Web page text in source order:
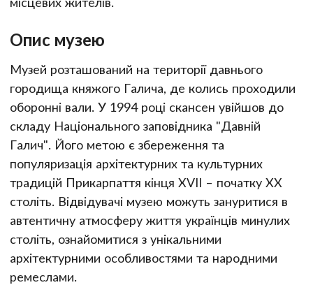
Опис музею
Музей розташований на території давнього
городища княжого Галича, де колись проходили
оборонні вали. У 1994 році скансен увійшов до
складу Національного заповідника "Давній
Галич". Його метою є збереження та
популяризація архітектурних та культурних
традицій Прикарпаття кінця XVII – початку XX
століть. Відвідувачі музею можуть зануритися в
автентичну атмосферу життя українців минулих
століть, ознайомитися з унікальними
архітектурними особливостями та народними
ремеслами.